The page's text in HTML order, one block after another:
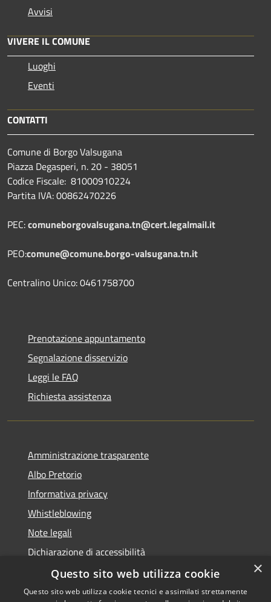
Avvisi
VIVERE IL COMUNE
Luoghi
Eventi
CONTATTI
Comune di Borgo Valsugana
Piazza Degasperi, n. 20 - 38051
Codice Fiscale: 81000910224
Partita IVA: 00862470226
PEC:comuneborgovalsugana.tn@cert.legalmail.it
PEO:comune@comune.borgo-valsugana.tn.it
Centralino Unico: 0461758700
Prenotazione appuntamento
Segnalazione disservizio
Leggi le FAQ
Richiesta assistenza
Amministrazione trasparente
Albo Pretorio
Informativa privacy
Whistleblowing
Note legali
Dichiarazione di accessibilità
Feedback accessibilità
×
Questo sito web utilizza cookie
Questo sito web utilizza cookie tecnici e assimilati strettamente